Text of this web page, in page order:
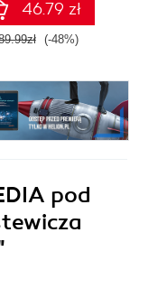
46.79 zł
(-48%)
pod